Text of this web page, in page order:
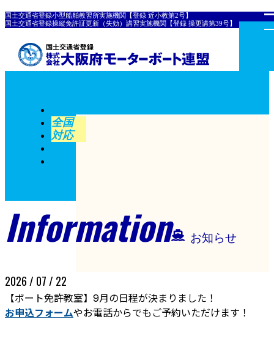
国土交通省登録小型船舶教習所実施機関【登録 近小教第2号】
国土交通省登録操縦免許証更新（失効）講習実施機関【登録 操更講第39号】
全国
対応
Information お知らせ
2026 / 07 / 22
【ボート免許教室】9月の日程が決まりました！
お申込フォームやお電話からでもご予約いただけます！